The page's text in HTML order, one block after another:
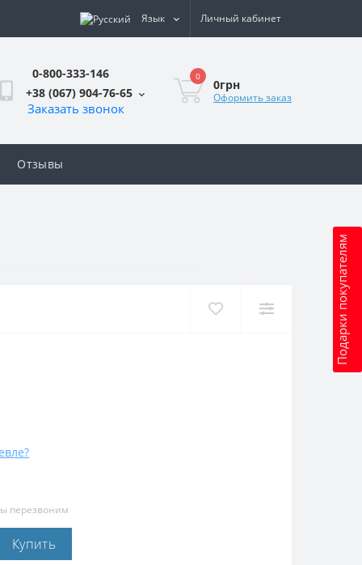
Язык Личный кабинет
0-800-333-146
+38 (067) 904-76-65
Заказать звонок
0
0грн
Оформить заказ
Подарки покупателям
Отзывы
перезвоним
Купить